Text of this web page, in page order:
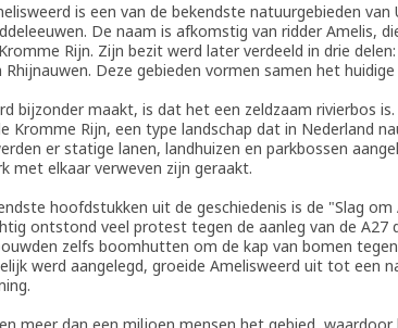
is een van de bekendste natuurgebieden
De naam is afkomstig van ridder Amelis,
Rijn. Zijn bezit werd later verdeeld in drie
Rhijnauwen. Deze gebieden vormen samen het huidige
bijzonder maakt, is dat het een zeldzaam rivierbos
Kromme Rijn, een type landschap dat in Nederland
er statige lanen, landhuizen en parkbossen
met elkaar verweven zijn geraakt.
hoofdstukken uit de geschiedenis is de "Slag
ontstond veel protest tegen de aanleg van de A27
zelfs boomhutten om de kap van bomen
werd aangelegd, groeide Amelisweerd uit tot een